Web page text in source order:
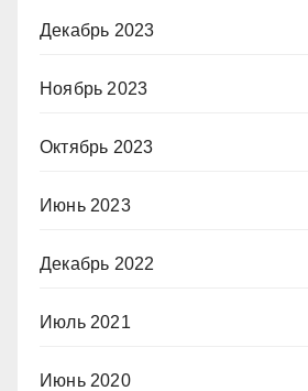
Декабрь 2023
Ноябрь 2023
Октябрь 2023
Июнь 2023
Декабрь 2022
Июль 2021
Июнь 2020